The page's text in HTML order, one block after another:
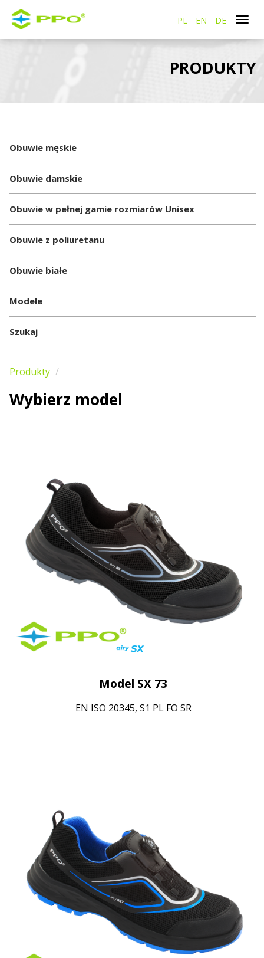
PL EN DE
PRODUKTY
Obuwie męskie
Obuwie damskie
Obuwie w pełnej gamie rozmiarów Unisex
Obuwie z poliuretanu
Obuwie białe
Modele
Szukaj
Produkty
Wybierz model
Model SX 73
EN ISO 20345, S1 PL FO SR